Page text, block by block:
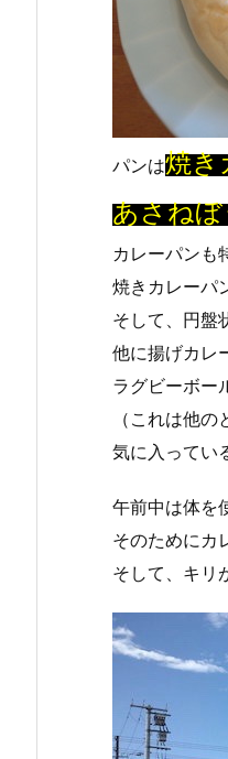
パンは焼き
あさね
カレーパンも
焼きカレーパ
そして、円盤
他に揚げカレ
ラグビーボー
（これは他の
気に入ってい
午前中は体を
そのためにカ
そして、キリ